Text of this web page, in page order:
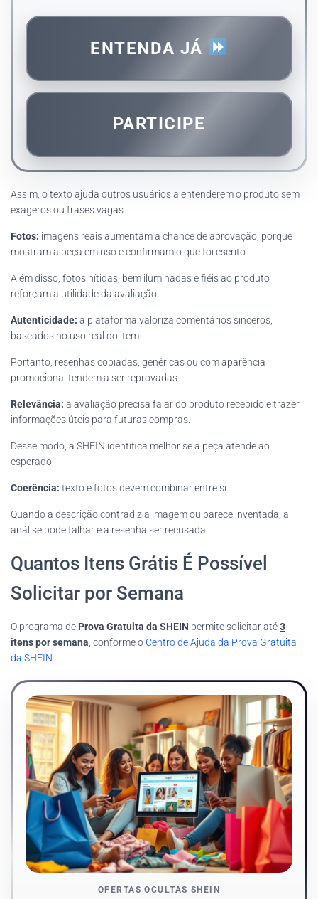
ENTENDA JÁ
PARTICIPE
Assim, o texto ajuda outros usuários a entenderem o produto sem
exageros ou frases vagas.
Fotos: imagens reais aumentam a chance de aprovação, porque
mostram a peça em uso e confirmam o que foi escrito.
Além disso, fotos nítidas, bem iluminadas e fiéis ao produto
reforçam a utilidade da avaliação.
Autenticidade: a plataforma valoriza comentários sinceros,
baseados no uso real do item.
Portanto, resenhas copiadas, genéricas ou com aparência
promocional tendem a ser reprovadas.
Relevância: a avaliação precisa falar do produto recebido e trazer
informações úteis para futuras compras.
Desse modo, a SHEIN identifica melhor se a peça atende ao
esperado.
Coerência: texto e fotos devem combinar entre si.
Quando a descrição contradiz a imagem ou parece inventada, a
análise pode falhar e a resenha ser recusada.
Quantos Itens Grátis É Possível
Solicitar por Semana
O programa de Prova Gratuita da SHEIN permite solicitar até3
itens por semana , conforme o Centro de Ajuda da Prova Gratuita
da SHEIN
OFERTAS OCULTAS SHEIN